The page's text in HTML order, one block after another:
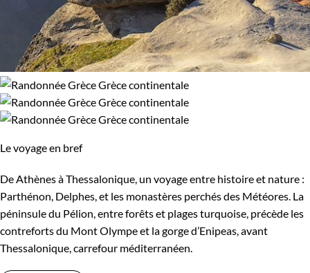
Le voyage en bref
De Athènes à Thessalonique, un voyage entre histoire et nature :
Parthénon, Delphes, et les monastères perchés des Météores. La
péninsule du Pélion, entre forêts et plages turquoise, précède les
contreforts du Mont Olympe et la gorge d’Enipeas, avant
Thessalonique, carrefour méditerranéen.